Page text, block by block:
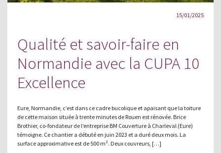
15/01/2025
Qualité et savoir-faire en
Normandie avec la CUPA 10
Excellence
Eure, Normandie, c’est dans ce cadre bucolique et apaisant que la toiture
de cette maison située à trente minutes de Rouen est rénovée. Brice
Brothier, co-fondateur de l’entreprise BM Couverture à Charleval (Eure)
témoigne. Ce chantier a débuté en juin 2023 et a duré deux mois. La
surface approximative est de 500 m². Deux couvreurs, […]